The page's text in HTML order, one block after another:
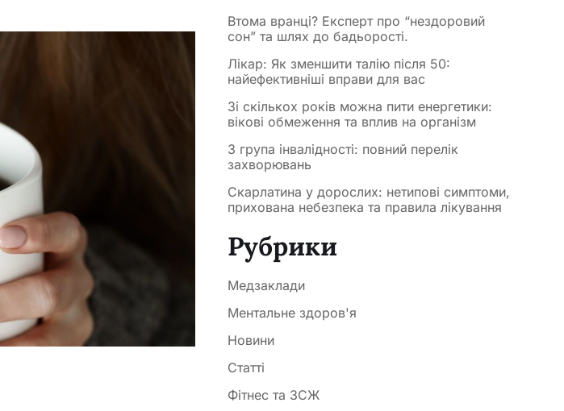
Втома вранці? Експерт про “нездоровий
сон” та шлях до бадьорості.
Лікар: Як зменшити талію після 50:
найефективніші вправи для вас
Зі скількох років можна пити енергетики:
вікові обмеження та вплив на організм
3 група інвалідності: повний перелік
захворювань
Скарлатина у дорослих: нетипові симптоми,
прихована небезпека та правила лікування
Рубрики
Медзаклади
Ментальне здоров'я
Новини
Статті
Фітнес та ЗСЖ